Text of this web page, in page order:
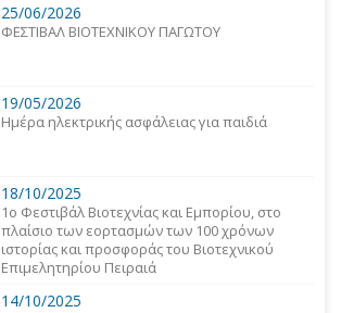
25/06/2026
ΦΕΣΤΙΒΑΛ ΒΙΟΤΕΧΝΙΚΟΥ ΠΑΓΩΤΟΥ
19/05/2026
Ημέρα ηλεκτρικής ασφάλειας για παιδιά
18/10/2025
1o Φεστιβάλ Βιοτεχνίας και Εμπορίου, στο
πλαίσιο των εορτασμών των 100 χρόνων
ιστορίας και προσφοράς του Βιοτεχνικού
Επιμελητηρίου Πειραιά
14/10/2025